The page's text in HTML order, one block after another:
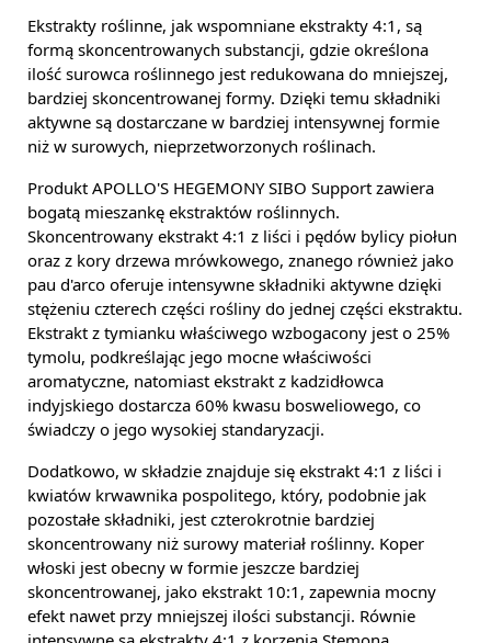
Ekstrakty roślinne, jak wspomniane ekstrakty 4:1, są
formą skoncentrowanych substancji, gdzie określona
ilość surowca roślinnego jest redukowana do mniejszej,
bardziej skoncentrowanej formy. Dzięki temu składniki
aktywne są dostarczane w bardziej intensywnej formie
niż w surowych, nieprzetworzonych roślinach.
Produkt APOLLO'S HEGEMONY SIBO Support zawiera
bogatą mieszankę ekstraktów roślinnych.
Skoncentrowany ekstrakt 4:1 z liści i pędów bylicy piołun
oraz z kory drzewa mrówkowego, znanego również jako
pau d'arco oferuje intensywne składniki aktywne dzięki
stężeniu czterech części rośliny do jednej części ekstraktu.
Ekstrakt z tymianku właściwego wzbogacony jest o 25%
tymolu, podkreślając jego mocne właściwości
aromatyczne, natomiast ekstrakt z kadzidłowca
indyjskiego dostarcza 60% kwasu bosweliowego, co
świadczy o jego wysokiej standaryzacji.
Dodatkowo, w składzie znajduje się ekstrakt 4:1 z liści i
kwiatów krwawnika pospolitego, który, podobnie jak
pozostałe składniki, jest czterokrotnie bardziej
skoncentrowany niż surowy materiał roślinny. Koper
włoski jest obecny w formie jeszcze bardziej
skoncentrowanej, jako ekstrakt 10:1, zapewnia mocny
efekt nawet przy mniejszej ilości substancji. Równie